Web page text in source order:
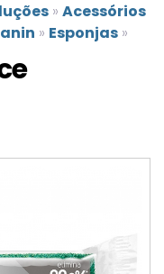
» Acessórios
» Esponjas »